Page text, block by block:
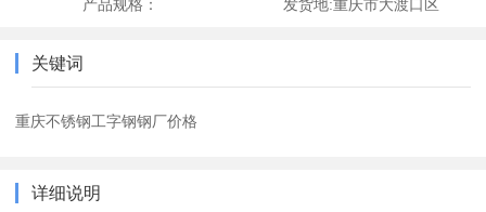
产品规格： 发货地:重庆市大渡口区
关键词
重庆不锈钢工字钢钢厂价格
详细说明